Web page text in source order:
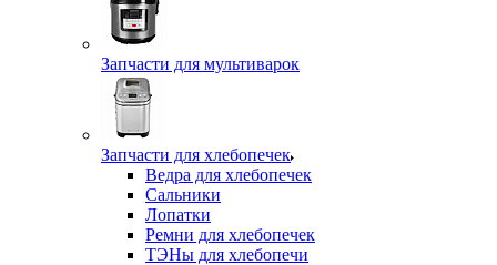
Запчасти для мультиварок
Запчасти для хлебопечек
Ведра для хлебопечек
Сальники
Лопатки
Ремни для хлебопечек
ТЭНы для хлебопечи